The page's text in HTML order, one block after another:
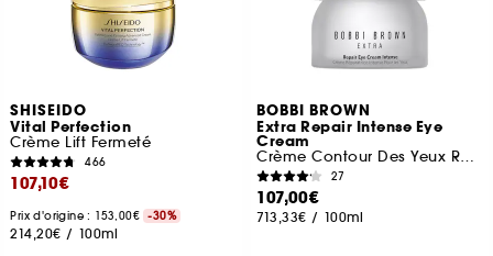
SHISEIDO
Vital Perfection
Crème Lift Fermeté
466
107,10€
Prix d'origine : 153,00€ -30%
214,20€ / 100ml
BOBBI BROWN
Extra Repair Intense Eye
Cream
Crème Contour Des Yeux Réparation Intense
27
107,00€
713,33€ / 100ml